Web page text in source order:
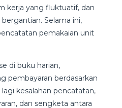
kerja yang fluktuatif, dan
Selama ini,
pemakaian unit
di buku harian,
pembayaran berdasarkan
kesalahan pencatatan,
dan sengketa antara